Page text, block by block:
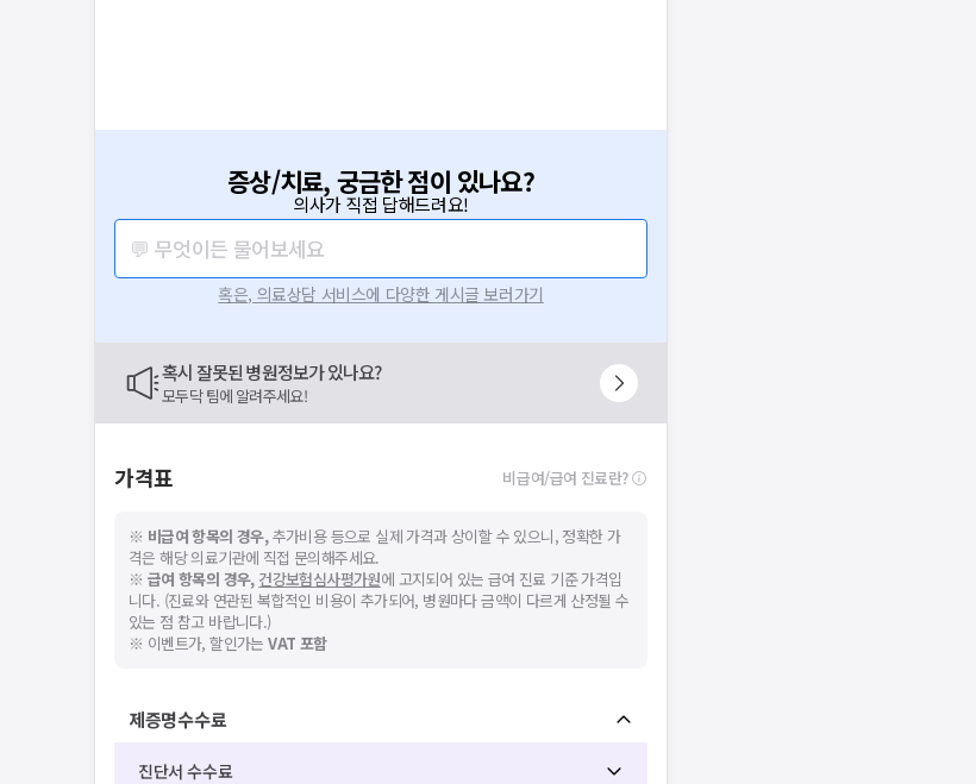
증상/치료, 궁금한 점이 있나요?
의사가 직접 답해드려요!
💬 무엇이든 물어보세요
혹은, 의료상담 서비스에 다양한 게시글 보러가기
혹시 잘못된 병원정보가 있나요?
모두닥 팀에 알려주세요!
가격표 비급여/급여 진료란?
※ 비급여 항목의 경우,추가비용 등으로 실제 가격과 상이할 수 있으니, 정확한 가
격은 해당 의료기관에 직접 문의해주세요.
※ 급여 항목의 경우, 건강보험심사평가원에 고지되어 있는 급여 진료 기준 가격입
니다. (진료와 연관된 복합적인 비용이 추가되어, 병원마다 금액이 다르게 산정될 수
있는 점 참고 바랍니다.)
※ 이벤트가, 할인가는VAT 포함
제증명수수료
진단서 수수료